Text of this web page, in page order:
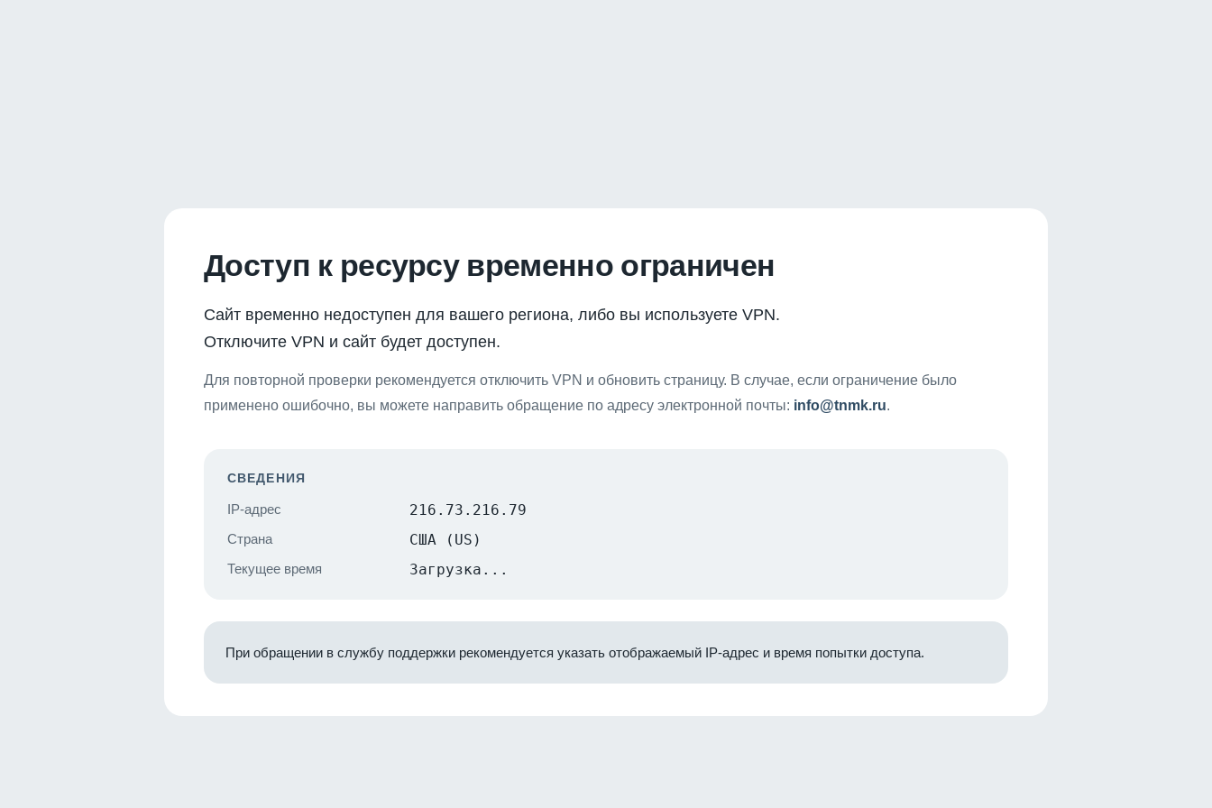
Доступ к ресурсу временно ограничен
Сайт временно недоступен для вашего региона, либо вы используете VPN.
Отключите VPN и сайт будет доступен.
Для повторной проверки рекомендуется отключить VPN и обновить страницу. В случае, если ограничение было
применено ошибочно, вы можете направить обращение по адресу электронной почты: info@tnmk.ru.
СВЕДЕНИЯ
IP-адрес 216.73.216.79
Страна США (US)
Текущее время Загрузка...
При обращении в службу поддержки рекомендуется указать отображаемый IP-адрес и время попытки доступа.